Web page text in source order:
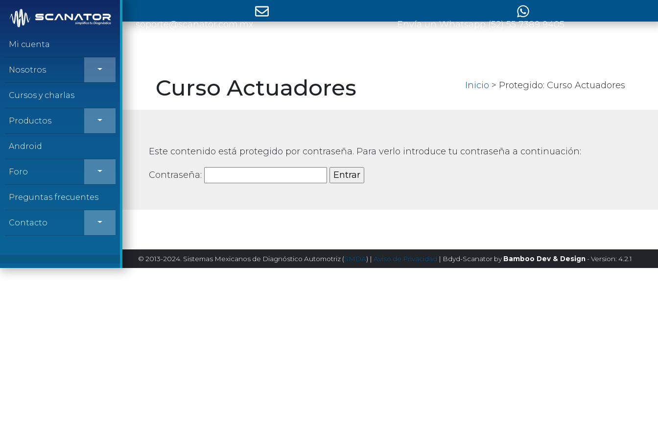
soporte@scanator.com.mx Envía un Whatsapp (52) 55 7389 9405
Saltar al contenido
Mi cuenta
Nosotros
Cursos y charlas
Productos
Android
Foro
Preguntas frecuentes
Contacto
Curso Actuadores Inicio > Protegido: Curso Actuadores
Este contenido está protegido por contraseña. Para verlo introduce tu contraseña a continuación:
Contraseña:
© 2013-2024. Sistemas Mexicanos de Diagnóstico Automotriz (SMDA) | Aviso de Privacidad | Bdyd-Scanator by Bamboo Dev & Design- Version: 4.2.1